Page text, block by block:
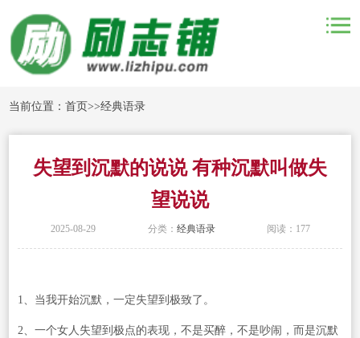
当前位置：首页>>经典语录
失望到沉默的说说 有种沉默叫做失
望说说
2025-08-29 分类： 经典语录 阅读：177
1、当我开始沉默，一定失望到极致了。
2、一个女人失望到极点的表现，不是买醉，不是吵闹，而是沉默